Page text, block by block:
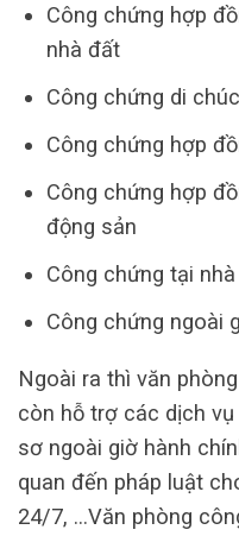
Công chứng hợp
nhà đất
Công chứng di chúc
Công chứng hợp
Công chứng hợp
động sản
Công chứng tại nhà
Công chứng ngoài
Ngoài ra thì văn
còn hỗ trợ các dịch
sơ ngoài giờ hành
quan đến pháp luật
24/7, …Văn phòng